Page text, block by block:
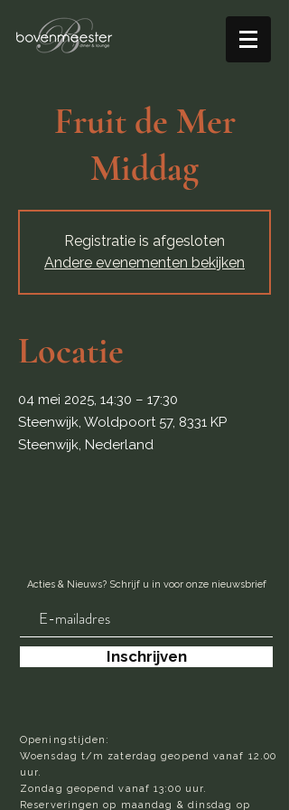
Fruit de Mer
Middag
Registratie is afgesloten
Andere evenementen bekijken
Locatie
04 mei 2025, 14:30 – 17:30
Steenwijk, Woldpoort 57, 8331 KP
Steenwijk, Nederland
Acties & Nieuws? Schrijf u in voor onze nieuwsbrief
Inschrijven
Openingstijden:
Woensdag t/m zaterdag geopend vanaf 12.00
uur.
Zondag geopend vanaf 13:00 uur.
Reserveringen op maandag & dinsdag op